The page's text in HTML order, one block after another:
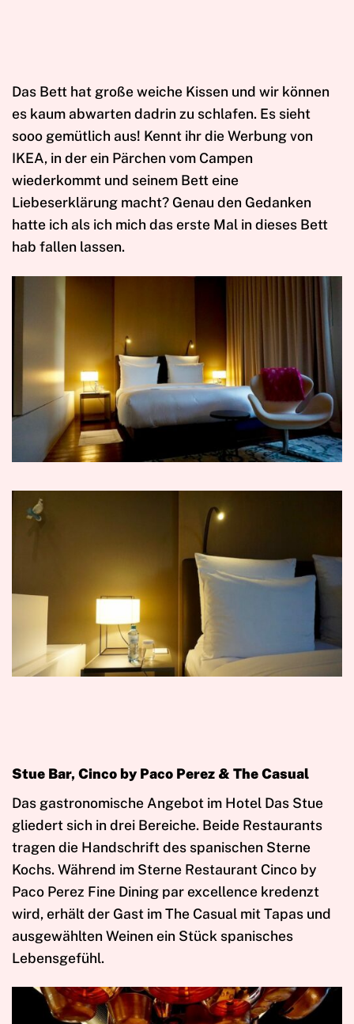
Das Bett hat große weiche Kissen und wir können
es kaum abwarten dadrin zu schlafen. Es sieht
sooo gemütlich aus! Kennt ihr die Werbung von
IKEA, in der ein Pärchen vom Campen
wiederkommt und seinem Bett eine
Liebeserklärung macht? Genau den Gedanken
hatte ich als ich mich das erste Mal in dieses Bett
hab fallen lassen.
Stue Bar, Cinco by Paco Perez & The Casual
Das gastronomische Angebot im Hotel Das Stue
gliedert sich in drei Bereiche. Beide Restaurants
tragen die Handschrift des spanischen Sterne
Kochs. Während im Sterne Restaurant Cinco by
Paco Perez Fine Dining par excellence kredenzt
wird, erhält der Gast im The Casual mit Tapas und
ausgewählten Weinen ein Stück spanisches
Lebensgefühl.